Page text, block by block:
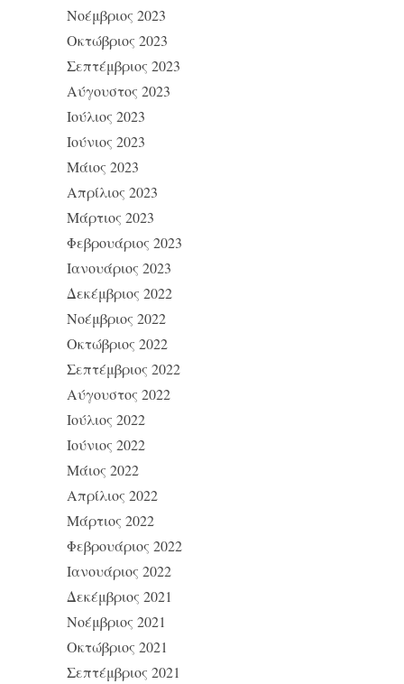
Νοέμβριος 2023
Οκτώβριος 2023
Σεπτέμβριος 2023
Αύγουστος 2023
Ιούλιος 2023
Ιούνιος 2023
Μάιος 2023
Απρίλιος 2023
Μάρτιος 2023
Φεβρουάριος 2023
Ιανουάριος 2023
Δεκέμβριος 2022
Νοέμβριος 2022
Οκτώβριος 2022
Σεπτέμβριος 2022
Αύγουστος 2022
Ιούλιος 2022
Ιούνιος 2022
Μάιος 2022
Απρίλιος 2022
Μάρτιος 2022
Φεβρουάριος 2022
Ιανουάριος 2022
Δεκέμβριος 2021
Νοέμβριος 2021
Οκτώβριος 2021
Σεπτέμβριος 2021